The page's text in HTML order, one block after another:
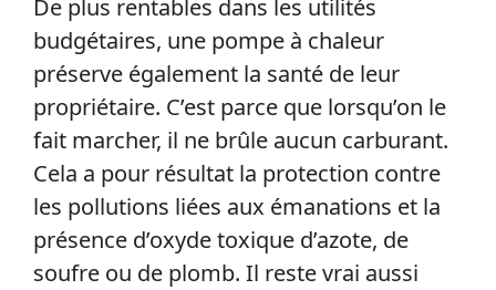
De plus rentables dans les utilités
budgétaires, une pompe à chaleur
préserve également la santé de leur
propriétaire. C’est parce que lorsqu’on le
fait marcher, il ne brûle aucun carburant.
Cela a pour résultat la protection contre
les pollutions liées aux émanations et la
présence d’oxyde toxique d’azote, de
soufre ou de plomb. Il reste vrai aussi